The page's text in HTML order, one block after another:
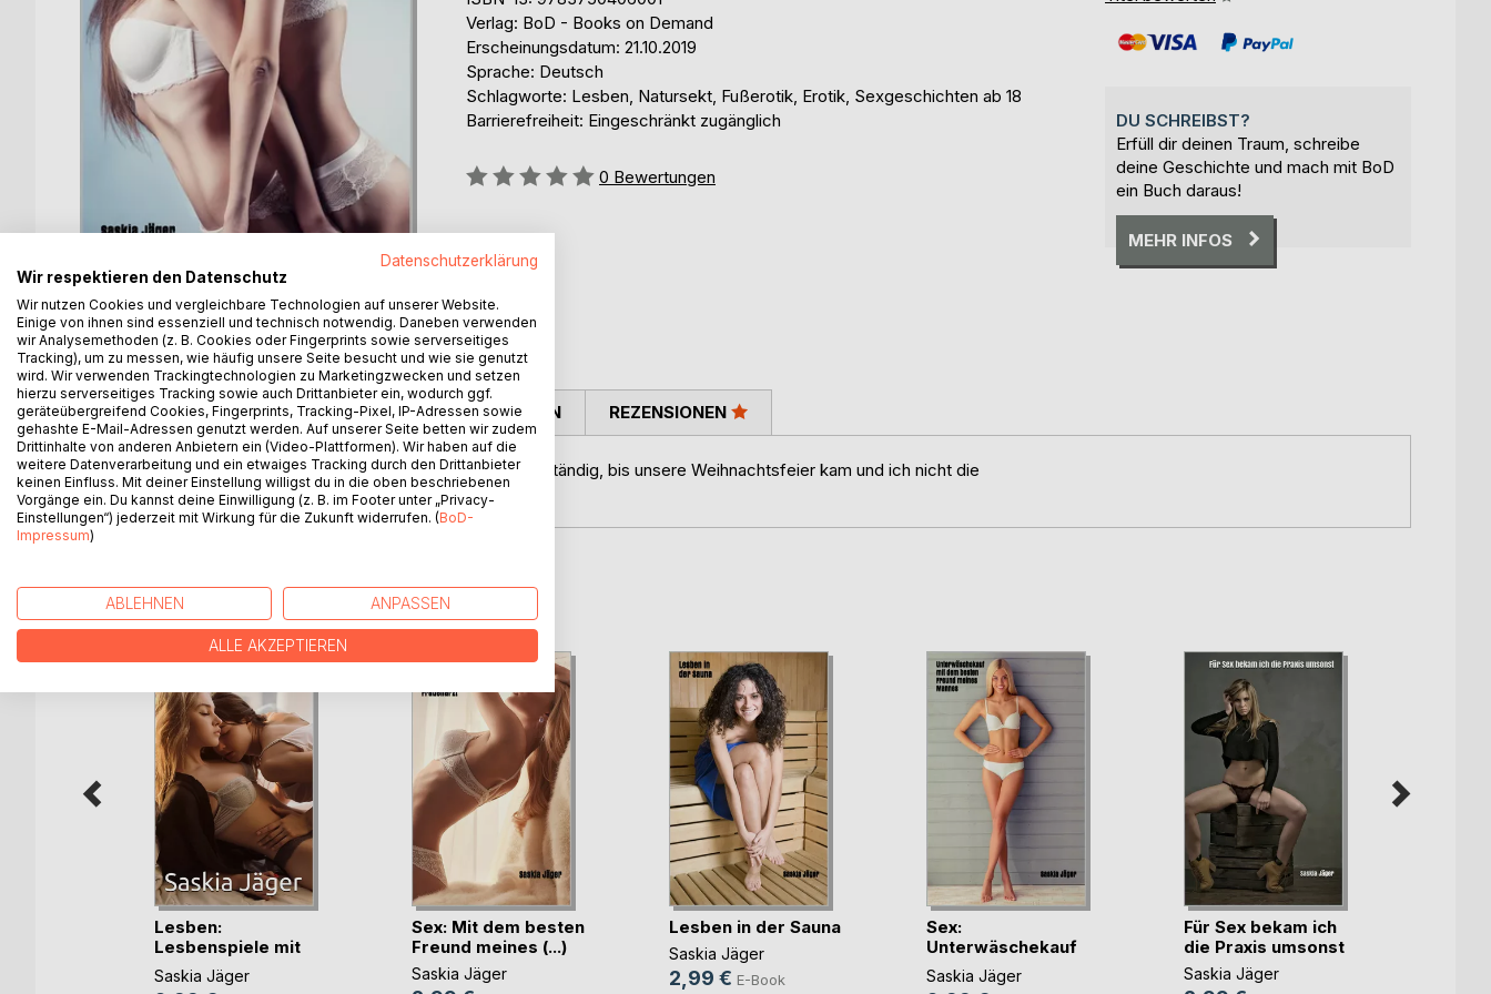
Verlag: BoD - Books on Demand
Erscheinungsdatum: 21.10.2019
Sprache: Deutsch
Schlagworte: Lesben, Natursekt, Fußerotik, Erotik, Sexgeschichten ab 18
Barrierefreiheit: Eingeschränkt zugänglich
Bewertung::
0 Bewertungen
DU SCHREIBST?
Erfüll dir deinen Traum, schreibe
deine Geschichte und mach mit BoD
ein Buch daraus!
MEHR INFOS
BESCHREIBUNG
Eigentlich war diese Kollegin nur für meine Ausbildung zuständig, bis unsere Weihnachtsfeier kam und ich nicht die
Finger vom Glühwein lassen konnte....
AUTOR/IN PRESSESTIMMEN REZENSIONEN
WEITERE TITEL BEIBoD
Lesben:
Lesbenspiele mit
der Fitne(...)
Saskia Jäger
Sex: Mit dem besten
Freund meines (...)
Saskia Jäger
Lesben in der Sauna
Saskia Jäger
2,99 € E-Book
Sex:
Unterwäschekauf
mit dem beste(...)
Saskia Jäger
Für Sex bekam ich
die Praxis umsonst
Saskia Jäger
Datenschutzerklärung
Wir respektieren den Datenschutz
Wir nutzen Cookies und vergleichbare Technologien auf unserer Website.
Einige von ihnen sind essenziell und technisch notwendig. Daneben verwenden
wir Analysemethoden (z. B. Cookies oder Fingerprints sowie serverseitiges
Tracking), um zu messen, wie häufig unsere Seite besucht und wie sie genutzt
wird. Wir verwenden Trackingtechnologien zu Marketingzwecken und setzen
hierzu serverseitiges Tracking sowie auch Drittanbieter ein, wodurch ggf.
geräteübergreifend Cookies, Fingerprints, Tracking-Pixel, IP-Adressen sowie
gehashte E-Mail-Adressen genutzt werden. Auf unserer Seite betten wir zudem
Drittinhalte von anderen Anbietern ein (Video-Plattformen). Wir haben auf die
weitere Datenverarbeitung und ein etwaiges Tracking durch den Drittanbieter
keinen Einfluss. Mit deiner Einstellung willigst du in die oben beschriebenen
Vorgänge ein. Du kannst deine Einwilligung (z. B. im Footer unter „Privacy-
Einstellungen“) jederzeit mit Wirkung für die Zukunft widerrufen. (BoD-
Impressum)
ABLEHNEN ANPASSEN
ALLE AKZEPTIEREN